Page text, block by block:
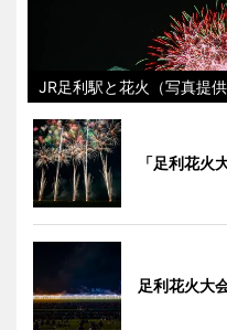
JR足利駅と花火（写真提供
「足利花火
足利花火大